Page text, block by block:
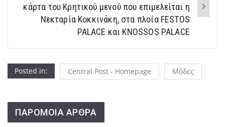
κάρτα του Κρητικού μενού που επιμελείται η
Νεκταρία Κοκκινάκη, στα πλοία FESTOS
PALACE και KNOSSOS PALACE
Posted in: Central Post - Homepage Μόδες
ΠΑΡΟΜΟΙΑ ΑΡΘΡΑ